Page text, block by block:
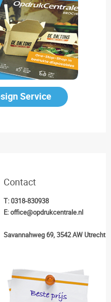
Service
Contact
T:0318-830938
E:office@opdrukcentrale.nl
Savannahweg 69, 3542 AW Utrecht